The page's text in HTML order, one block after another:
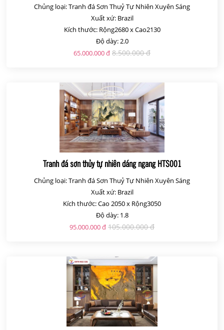
Chủng loại: Tranh đá Sơn Thuỷ Tự Nhiên Xuyên Sáng
Xuất xứ: Brazil
Kích thước: Rộng2680 x Cao2130
Độ dày: 2.0
65.000.000 đ 8.500.000 đ
Tranh đá sơn thủy tự nhiên dáng ngang HTS001
Chủng loại: Tranh đá Sơn Thuỷ Tự Nhiên Xuyên Sáng
Xuất xứ: Brazil
Kích thước: Cao 2050 x Rộng3050
Độ dày: 1.8
95.000.000 đ 105.000.000 đ